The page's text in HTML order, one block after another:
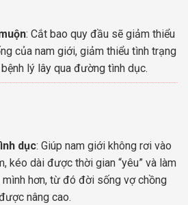
: Cắt bao quy đầu sẽ giảm thiểu
của nam giới, giảm thiểu tình trạng
lý lây qua đường tình dục.
dục: Giúp nam giới không rơi vào
kéo dài được thời gian “yêu” và làm
mình hơn, từ đó đời sống vợ chồng
nâng cao.